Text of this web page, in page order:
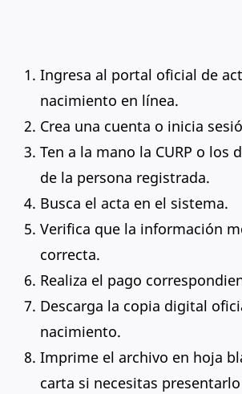
Ingresa al portal oficial de
nacimiento en línea.
Crea una cuenta o inicia
Ten a la mano la CURP o los
de la persona registrada.
Busca el acta en el sistema.
Verifica que la información
correcta.
Realiza el pago
Descarga la copia digital
nacimiento.
Imprime el archivo en hoja
carta si necesitas